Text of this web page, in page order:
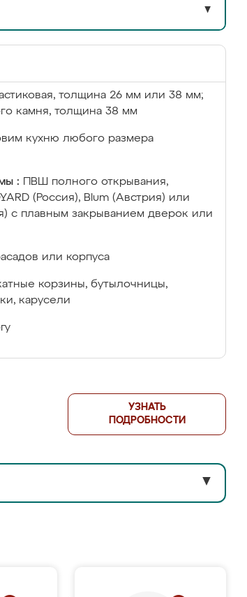
▼
толщина 26 мм или 38 мм;
камня, толщина 38 мм
кухню любого размера
:
ПВШ полного открывания,
(Россия), Blum (Австрия) или
с плавным закрыванием дверок или
или корпуса
корзины, бутылочницы,
карусели
УЗНАТЬ
ПОДРОБНОСТИ
▼